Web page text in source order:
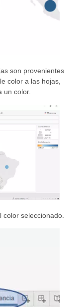
son provenientes
color a las hojas,
un color.
color seleccionado.